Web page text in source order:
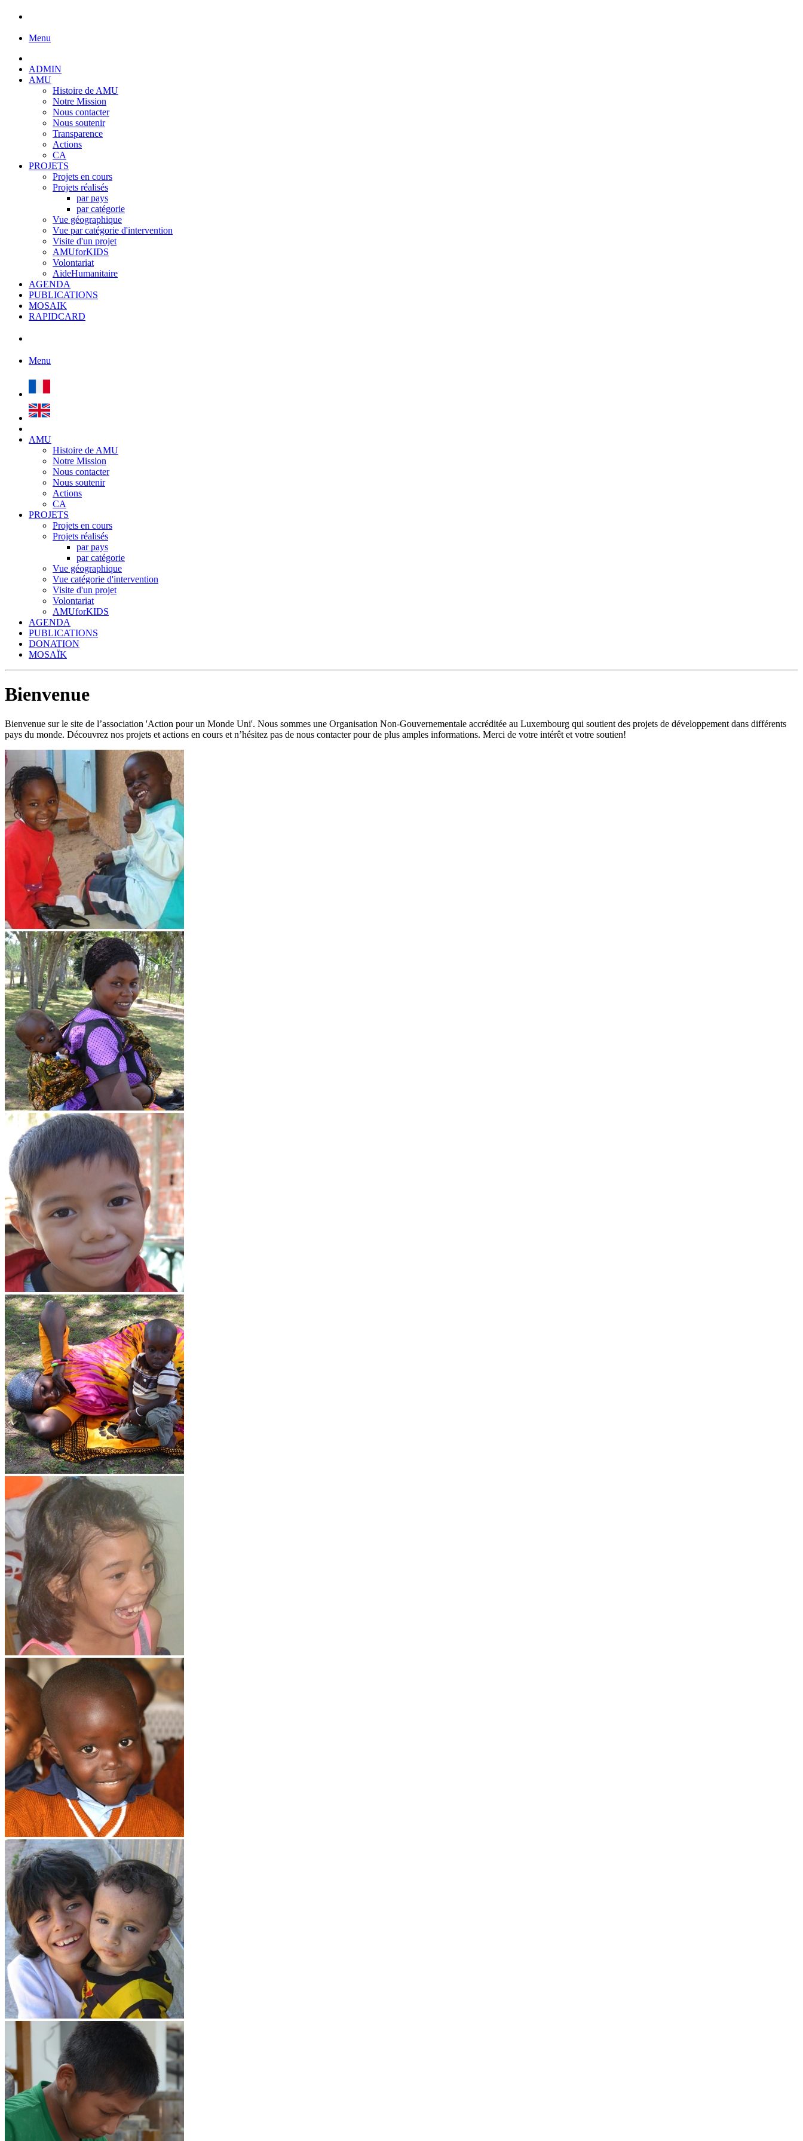
Menu
ADMIN
AMU
Histoire de AMU
Notre Mission
Nous contacter
Nous soutenir
Transparence
Actions
CA
PROJETS
Projets en cours
Projets réalisés
par pays
par catégorie
Vue géographique
Vue par catégorie d'intervention
Visite d'un projet
AMUforKIDS
Volontariat
AideHumanitaire
AGENDA
PUBLICATIONS
MOSAIK
RAPIDCARD
Menu
AMU
Histoire de AMU
Notre Mission
Nous contacter
Nous soutenir
Actions
CA
PROJETS
Projets en cours
Projets réalisés
par pays
par catégorie
Vue géographique
Vue catégorie d'intervention
Visite d'un projet
Volontariat
AMUforKIDS
AGENDA
PUBLICATIONS
DONATION
MOSAÏK
Bienvenue
Bienvenue sur le site de l’association 'Action pour un Monde Uni'. Nous sommes une Organisation Non-Gouvernementale accréditée au Luxembourg qui soutient des projets de développement dans différents
pays du monde. Découvrez nos projets et actions en cours et n’hésitez pas de nous contacter pour de plus amples informations. Merci de votre intérêt et votre soutien!